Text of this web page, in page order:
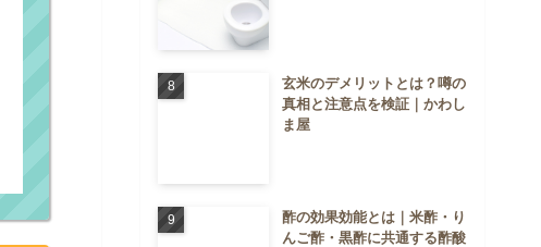
玄米のデメリットとは？噂の
真相と注意点を検証｜かわし
ま屋
酢の効果効能とは｜米酢・り
んご酢・黒酢に共通する酢酸